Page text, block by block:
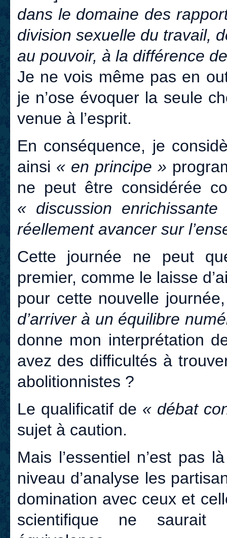
dans le domaine des
division sexuelle du travail,
au pouvoir, à la différence
Je ne vois même pas en
je n’ose évoquer la seule
venue à l’esprit.
En conséquence, je
ainsi « en principe »
ne peut être considérée
« discussion
réellement avancer sur
Cette journée ne peut
premier, comme le laisse
pour cette nouvelle
d’arriver à un équilibre
donne mon interprétation
avez des difficultés à
abolitionnistes ?
Le qualificatif de « débat
sujet à caution.
Mais l’essentiel n’est pas
niveau d’analyse les
domination avec ceux et
scientifique ne saurait